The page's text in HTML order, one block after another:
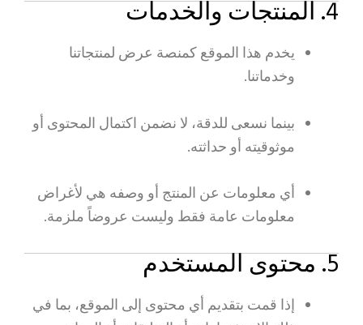
4. المنتجات والخدمات
يخدم هذا الموقع كمنصة عرض لمنتجاتنا
وخدماتنا.
بينما نسعى للدقة، لا نضمن اكتمال المحتوى أو
موثوقيته أو حداثته.
أي معلومات عن المنتج أو وصفه هي لأغراض
معلومات عامة فقط وليست عروضاً ملزمة.
5. محتوى المستخدم
إذا قمت بتقديم أي محتوى إلى الموقع، بما في